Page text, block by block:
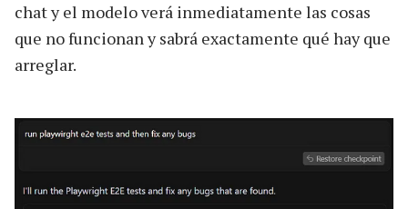
chat y el modelo verá inmediatamente las cosas
que no funcionan y sabrá exactamente qué hay que
arreglar.